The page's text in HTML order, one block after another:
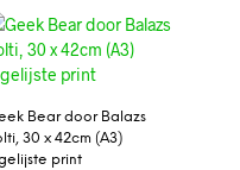
Bear door Balazs
30 x 42cm (A3)
print